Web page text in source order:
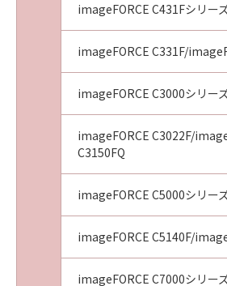
imageFORCE C431Fシリー
imageFORCE C331F/
imageFORCE C3000シリー
imageFORCE C3022F/
C3150FQ
imageFORCE C5000シリー
imageFORCE C5140F/
imageFORCE C7000シリー